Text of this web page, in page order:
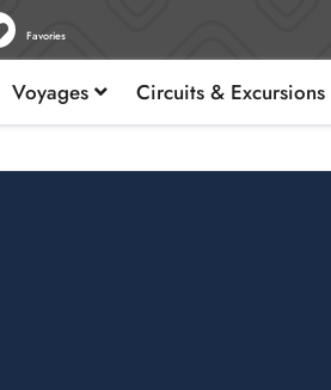
Favories
Voyages Circuits & Excursions